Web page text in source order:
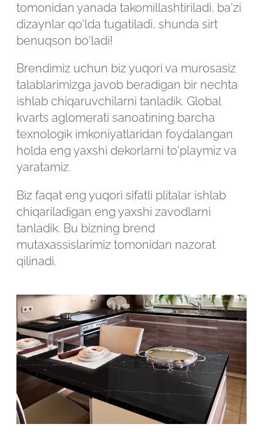
tomonidan yanada takomillashtiriladi, ba'zi
dizaynlar qo'lda tugatiladi, shunda sirt
benuqson bo'ladi!
Brendimiz uchun biz yuqori va murosasiz
talablarimizga javob beradigan bir nechta
ishlab chiqaruvchilarni tanladik. Global
kvarts aglomerati sanoatining barcha
texnologik imkoniyatlaridan foydalangan
holda eng yaxshi dekorlarni to'playmiz va
yaratamiz.
Biz faqat eng yuqori sifatli plitalar ishlab
chiqariladigan eng yaxshi zavodlarni
tanladik. Bu bizning brend
mutaxassislarimiz tomonidan nazorat
qilinadi.